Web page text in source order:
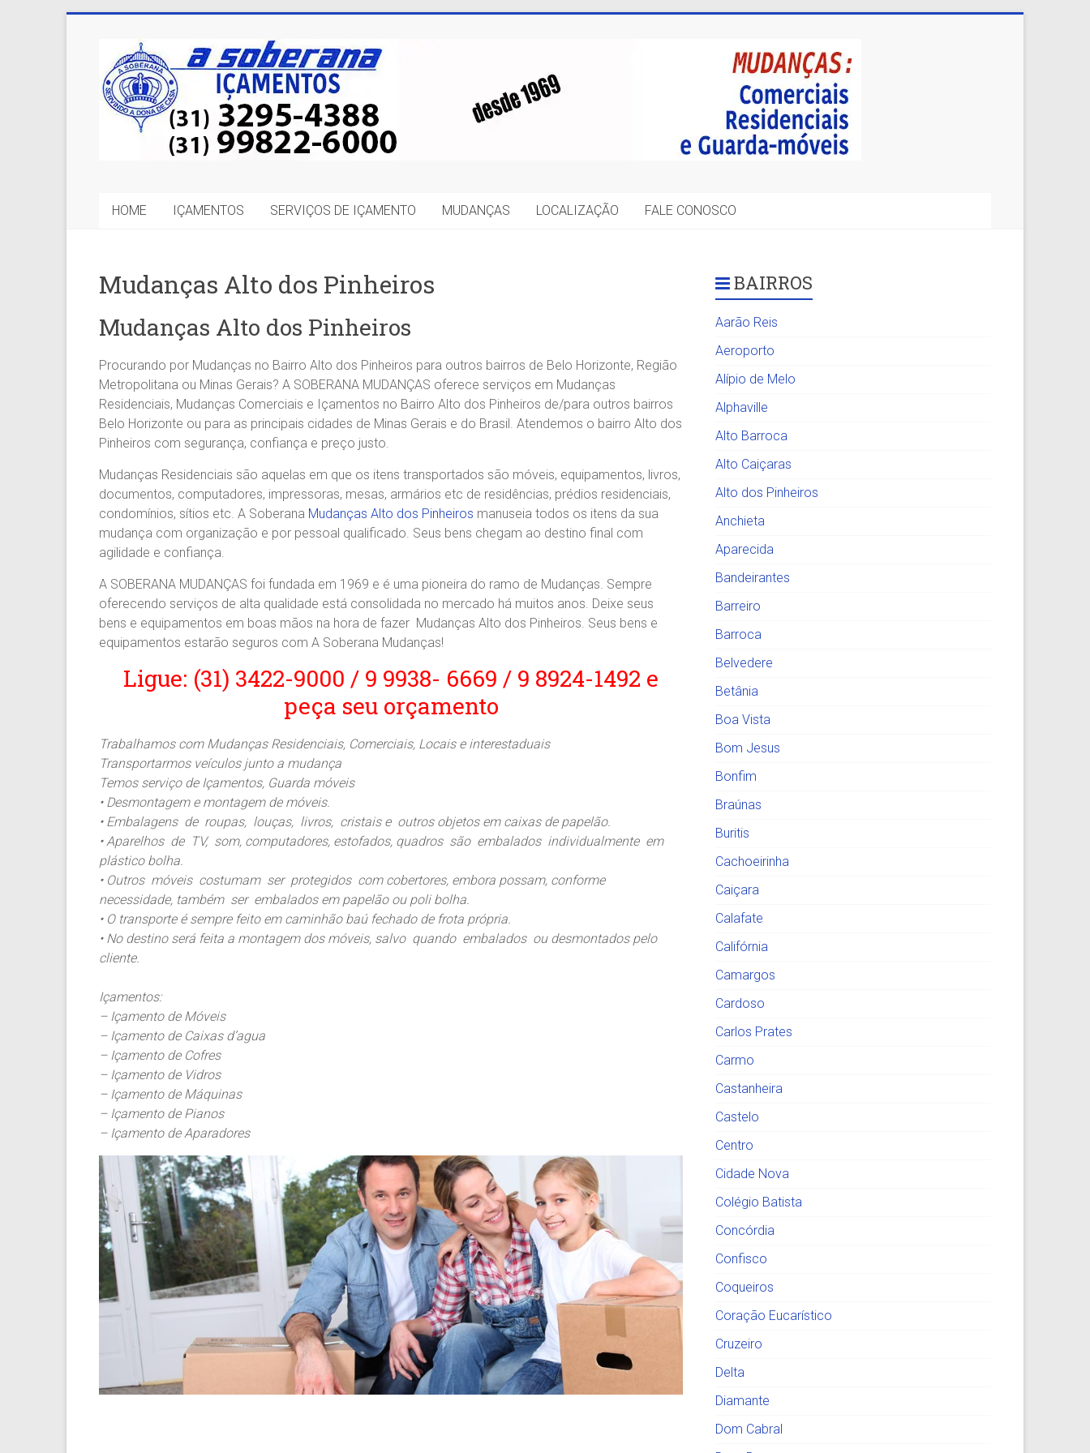
A
Soberana
Içamentos
opção
BH
Região.
Agilidade
e
Confiança.
31.2510-
2122.
A
Soberana
Içamento.
Içamento
com
A
Soberana
Içamentos.
HOME IÇAMENTOS SERVIÇOS DE IÇAMENTO MUDANÇAS LOCALIZAÇÃO FALE CONOSCO
Mudanças Alto dos Pinheiros
Mudanças Alto dos Pinheiros
Procurando por Mudanças no Bairro Alto dos Pinheiros para outros bairros de Belo Horizonte, Região
Metropolitana ou Minas Gerais? A SOBERANA MUDANÇAS oferece serviços em Mudanças
Residenciais, Mudanças Comerciais e Içamentos no Bairro Alto dos Pinheiros de/para outros bairros
Belo Horizonte ou para as principais cidades de Minas Gerais e do Brasil. Atendemos o bairro Alto dos
Pinheiros com segurança, confiança e preço justo.
Mudanças Residenciais são aquelas em que os itens transportados são móveis, equipamentos, livros,
documentos, computadores, impressoras, mesas, armários etc de residências, prédios residenciais,
condomínios, sítios etc. A Soberana Mudanças Alto dos Pinheiros manuseia todos os itens da sua
mudança com organização e por pessoal qualificado. Seus bens chegam ao destino final com
agilidade e confiança.
A SOBERANA MUDANÇAS foi fundada em 1969 e é uma pioneira do ramo de Mudanças. Sempre
oferecendo serviços de alta qualidade está consolidada no mercado há muitos anos. Deixe seus
bens e equipamentos em boas mãos na hora de fazer Mudanças Alto dos Pinheiros. Seus bens e
equipamentos estarão seguros com A Soberana Mudanças!
Ligue: (31) 3422-9000 / 9 9938- 6669 / 9 8924-1492 e
peça seu orçamento
Trabalhamos com Mudanças Residenciais, Comerciais, Locais e interestaduais
Transportarmos veículos junto a mudança
Temos serviço de Içamentos, Guarda móveis
• Desmontagem e montagem de móveis.
• Embalagens de roupas, louças, livros, cristais e outros objetos em caixas de papelão.
• Aparelhos de TV, som, computadores, estofados, quadros são embalados individualmente em
plástico bolha.
• Outros móveis costumam ser protegidos com cobertores, embora possam, conforme
necessidade, também ser embalados em papelão ou poli bolha.
• O transporte é sempre feito em caminhão baú fechado de frota própria.
• No destino será feita a montagem dos móveis, salvo quando embalados ou desmontados pelo
cliente.
Içamentos:
– Içamento de Móveis
– Içamento de Caixas d’agua
– Içamento de Cofres
– Içamento de Vidros
– Içamento de Máquinas
– Içamento de Pianos
– Içamento de Aparadores
BAIRROS
Aarão Reis
Aeroporto
Alípio de Melo
Alphaville
Alto Barroca
Alto Caiçaras
Alto dos Pinheiros
Anchieta
Aparecida
Bandeirantes
Barreiro
Barroca
Belvedere
Betânia
Boa Vista
Bom Jesus
Bonfim
Braúnas
Buritis
Cachoeirinha
Caiçara
Calafate
Califórnia
Camargos
Cardoso
Carlos Prates
Carmo
Castanheira
Castelo
Centro
Cidade Nova
Colégio Batista
Concórdia
Confisco
Coqueiros
Coração Eucarístico
Cruzeiro
Delta
Diamante
Dom Cabral